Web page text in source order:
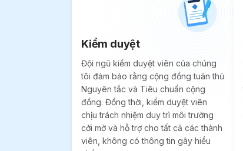
Kiểm duyệt
Đội ngũ kiểm duyệt viên của chúng
tôi đảm bảo rằng cộng đồng tuân thủ
Nguyên tắc và Tiêu chuẩn cộng
đồng. Đồng thời, kiểm duyệt viên
chịu trách nhiệm duy trì môi trường
cởi mở và hỗ trợ cho tất cả các thành
viên, không có thông tin gây hiểu